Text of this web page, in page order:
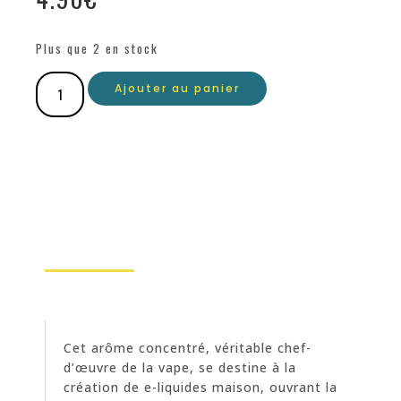
Plus que 2 en stock
Ajouter au panier
Cet arôme concentré, véritable chef-
d’œuvre de la vape, se destine à la
création de e-liquides maison, ouvrant la